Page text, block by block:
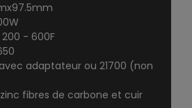
- 600F
avec adaptateur ou 21700 (non
fibres de carbone et cuir